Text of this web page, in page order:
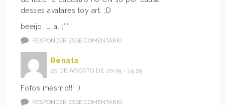
desses avatares toy art. ;D
beeijo, Liia. ;**
RESPONDER ESSE COMENTÁRIO
Renata
25 DE AGOSTO DE 2009 - 19:29
Fofos mesmo!!! :)
RESPONDER ESSE COMENTÁRIO